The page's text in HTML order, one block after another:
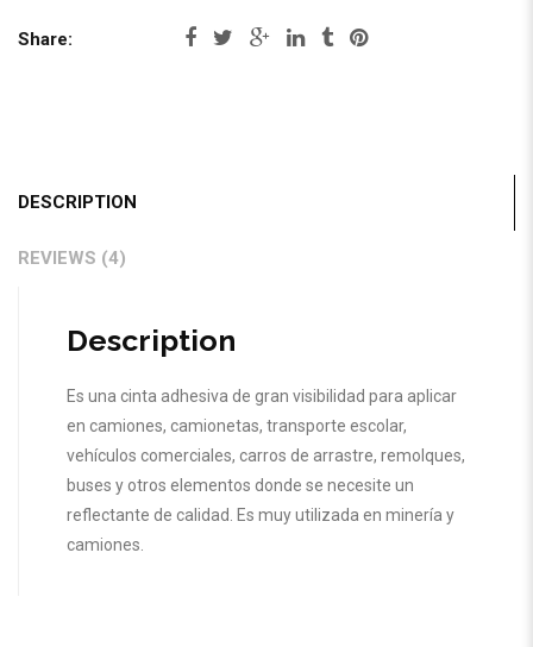
Share:
DESCRIPTION
REVIEWS (4)
Description
Es una cinta adhesiva de gran visibilidad para aplicar
en camiones, camionetas, transporte escolar,
vehículos comerciales, carros de arrastre, remolques,
buses y otros elementos donde se necesite un
reflectante de calidad. Es muy utilizada en minería y
camiones.